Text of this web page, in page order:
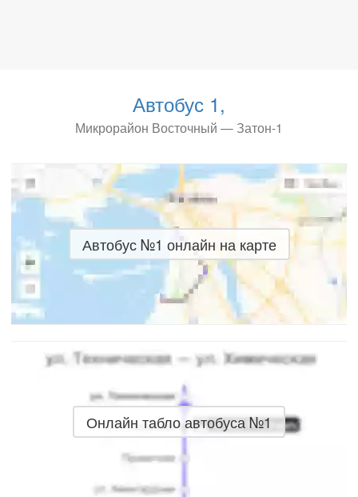
Автобус 1,
Микрорайон Восточный — Затон-1
Автобус №1 онлайн на карте
Онлайн табло автобуса №1